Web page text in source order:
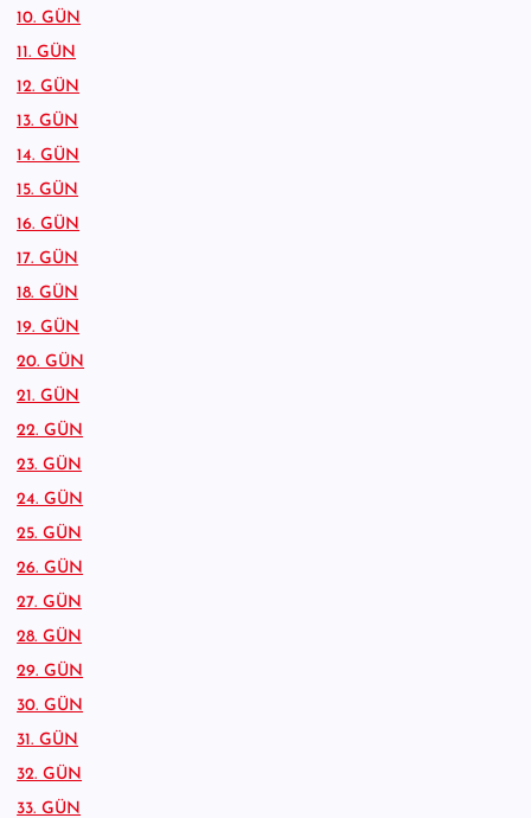
10. GÜN
11. GÜN
12. GÜN
13. GÜN
14. GÜN
15. GÜN
16. GÜN
17. GÜN
18. GÜN
19. GÜN
20. GÜN
21. GÜN
22. GÜN
23. GÜN
24. GÜN
25. GÜN
26. GÜN
27. GÜN
28. GÜN
29. GÜN
30. GÜN
31. GÜN
32. GÜN
33. GÜN